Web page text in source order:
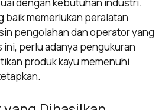
baik memerlukan peralatan
pengolahan dan operator yang
perlu adanya pengukuran
produk kayu memenuhi